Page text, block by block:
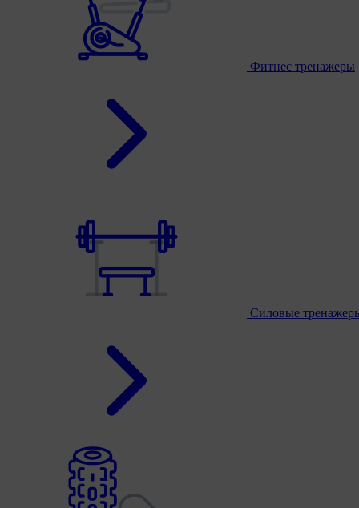
Фитнес тренажеры
Силовые